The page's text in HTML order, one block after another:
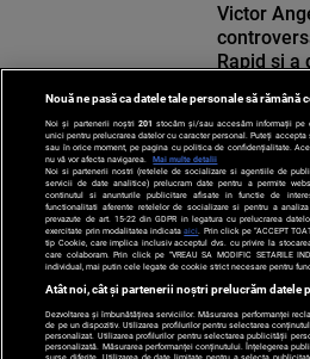
SPORT
Victor
Rapid și a
Nouă ne pasă ca datele tale personale să rămână
Noi și partenerii noștri 201 stocăm și/sau accesăm informații pe
unici pentru prelucrarea datelor cu caracter personal. Puteți
sau în orice moment, pe pagina cu politica de confidențialitate.
nu vă vor afecta navigarea.
Mai multe detalii
Noi si partenerii nostri (retelele de socializare si agentiile de
servicii de date analitice) prelucram date pentru a permite
continutul si anunturile publicitare afisate in functie de
functionalitati aferente retelelor de socializare si pentru a
prevazute de art. 15-22 din GDPR in legatura cu prelucrarea
exercitate prin modalitatea indicataaici . Prin click pe “ACCEPT
tip Cookie, care implica inclusiv acceptul dvs. cu privire la
care colaboram. Prin click pe “VREAU SA MODIFIC SETARILE
individual, mai putin cele legate de cookie strict necesare pentru
Atât noi, cât și partenerii noștri prelucrăm datele
Dezvoltarea și îmbunătățirea serviciilor. Măsurarea performanței
de pe un dispozitiv. Utilizarea profilurilor pentru selectarea
personalizat. Utilizarea profilurilor pentru selectarea publicității
personalizată. Măsurarea performanței conținutului. Înțelegerea